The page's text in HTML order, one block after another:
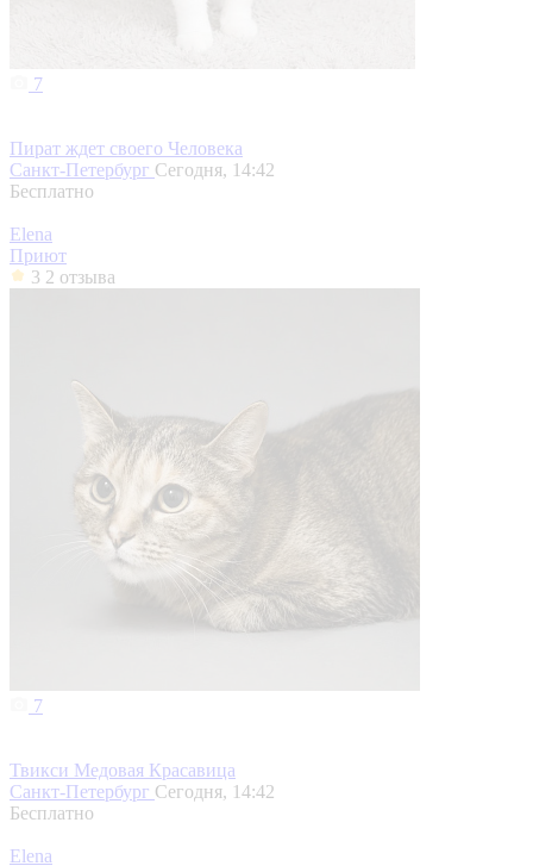
7
Пират ждет своего Человека
Санкт-Петербург Сегодня, 14:42
Бесплатно
Elena
Приют
3 2 отзыва
7
Твикси Медовая Красавица
Санкт-Петербург Сегодня, 14:42
Бесплатно
Elena